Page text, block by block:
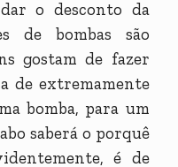
o desconto da
de bombas são
gostam de fazer
de extremamente
bomba, para um
saberá o porquê
é de